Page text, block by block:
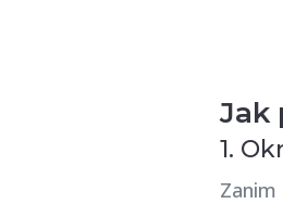
Jak
1.
Zanim